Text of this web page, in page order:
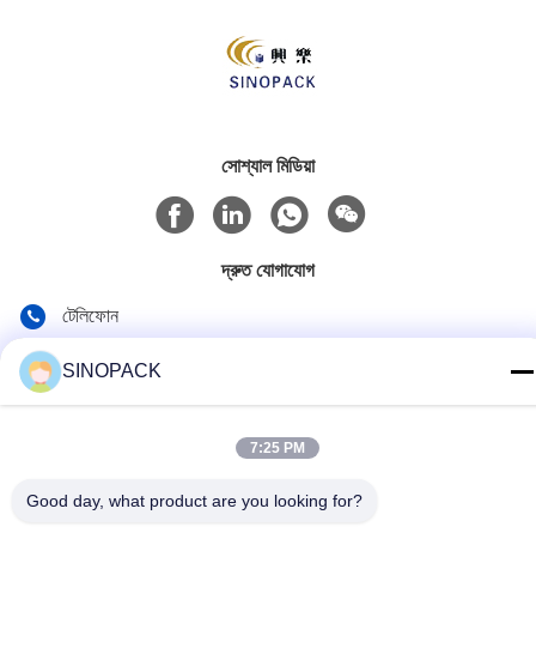
সোশ্যাল মিডিয়া
দ্রুত যোগাযোগ
টেলিফোন
ই-মেইল
আরএম.1607 ঝেংহং ম্যানশন, নং 38 হংকউ আরডি, নানজিং 210001, চীন
SINOPACK
7:25 PM
Good day, what product are you looking for?